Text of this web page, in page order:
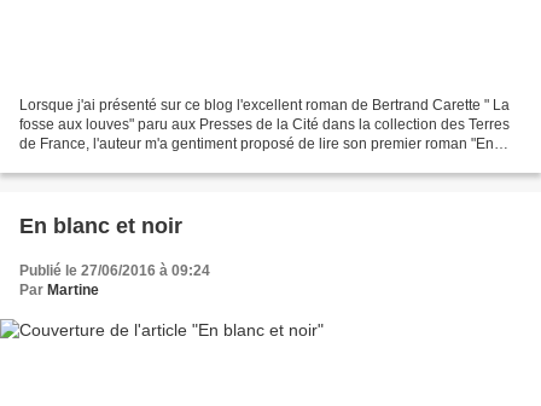
Lorsque j'ai présenté sur ce blog l'excellent roman de Bertrand Carette " La
fosse aux louves" paru aux Presses de la Cité dans la collection des Terres
de France, l'auteur m'a gentiment proposé de lire son premier roman "En
En blanc et noir
Publié le 27/06/2016 à 09:24
Par Martine